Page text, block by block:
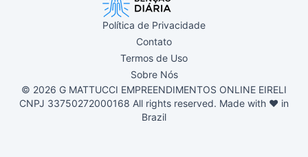
Política de Privacidade
Contato
Termos de Uso
Sobre Nós
© 2026 G MATTUCCI EMPREENDIMENTOS ONLINE EIRELI
CNPJ 33750272000168 All rights reserved. Made with ❤ in
Brazil